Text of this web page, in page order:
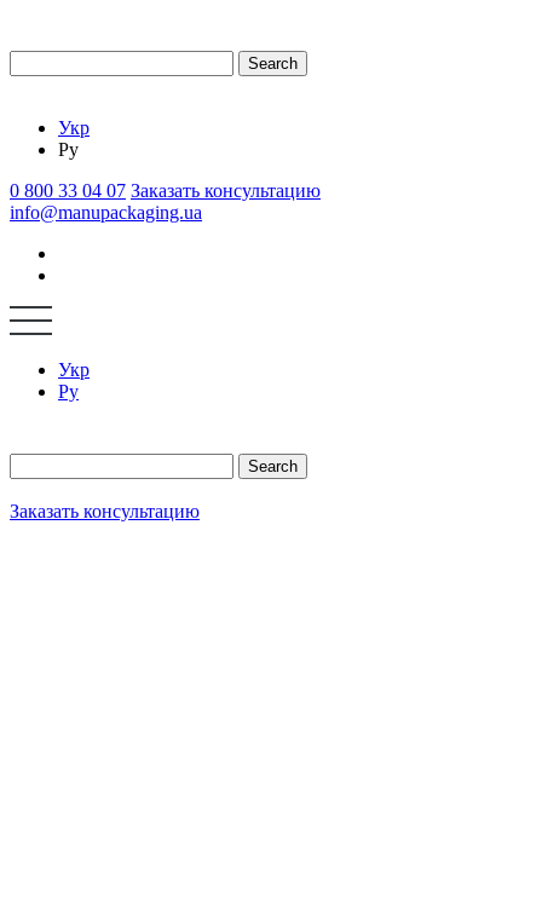
Search
Укр
Ру
0 800 33 04 07 Заказать консультацию
info@manupackaging.ua
Укр
Ру
Search
Заказать консультацию